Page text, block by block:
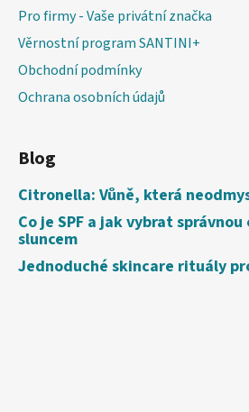
Pro firmy - Vaše privátní značka
Věrnostní program SANTINI+
Obchodní podmínky
Ochrana osobních údajů
Blog
Citronella: Vůně, která
Co je SPF a jak vybrat
sluncem
Jednoduché skincare rituály